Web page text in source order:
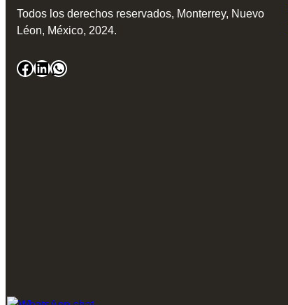
Todos los derechos reservados, Monterrey, Nuevo
Léon, México, 2024.
Facebook LinkedIn WhatsApp